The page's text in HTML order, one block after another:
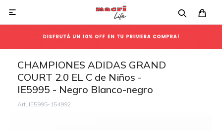

CHAMPIONES ADIDAS GRAND
COURT 2.0 EL C de Niños -
IE5995 - Negro Blanco-negro
IE5995-154992